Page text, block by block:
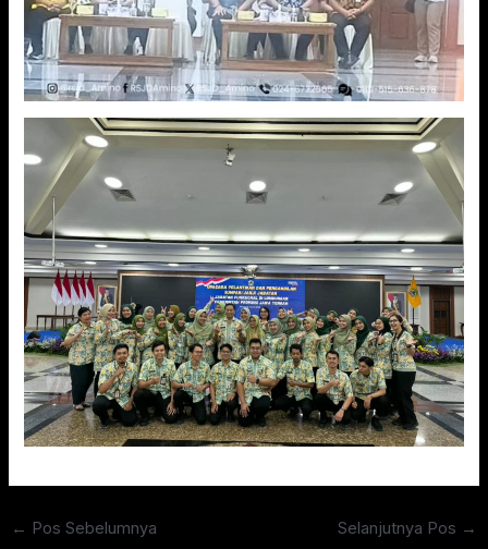
← Pos Sebelumnya Selanjutnya Pos →